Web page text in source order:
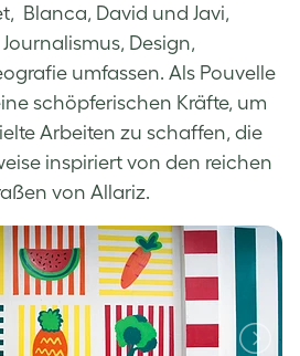
Blanca, David und Javi,
Design,
umfassen. Als Pouvelle
schöpferischen Kräfte, um
Arbeiten zu schaffen, die
inspiriert von den reichen
von Allariz.